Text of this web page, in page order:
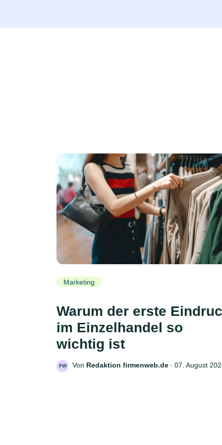
Marketing
Warum der erste
im Einzelhandel so
wichtig ist
FW Von Redaktion firmenweb.de ‧ 07. August